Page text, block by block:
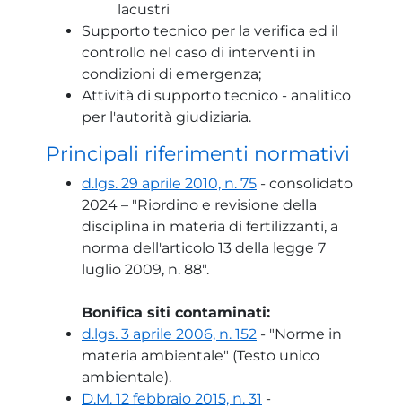
lacustri
Supporto tecnico per la verifica ed il
controllo nel caso di interventi in
condizioni di emergenza;
Attività di supporto tecnico - analitico
per l'autorità giudiziaria.
Principali riferimenti normativi
d.lgs. 29 aprile 2010, n. 75 - consolidato
2024 – "Riordino e revisione della
disciplina in materia di fertilizzanti, a
norma dell'articolo 13 della legge 7
luglio 2009, n. 88".
Bonifica siti contaminati:
d.lgs. 3 aprile 2006, n. 152 - "Norme in
materia ambientale" (Testo unico
ambientale).
D.M. 12 febbraio 2015, n. 31 -